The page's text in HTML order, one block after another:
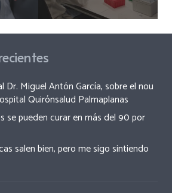
Dr. Miguel Antón García, sobre el nou
Quirónsalud Palmaplanas
se pueden curar en más del 90 por
salen bien, pero me sigo sintiendo